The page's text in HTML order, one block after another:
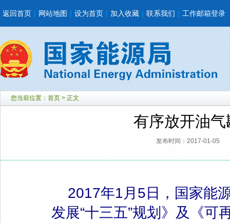
返回首页 | 网站地图 | 设为首页 | 加入收藏 | 联系我们 | 工作邮箱登录
您当前位置： 首页 > 正文
有序放开油
发布时间：2017-01-05
2017年1月5日，国家能
发展“十三五”规划》及《可